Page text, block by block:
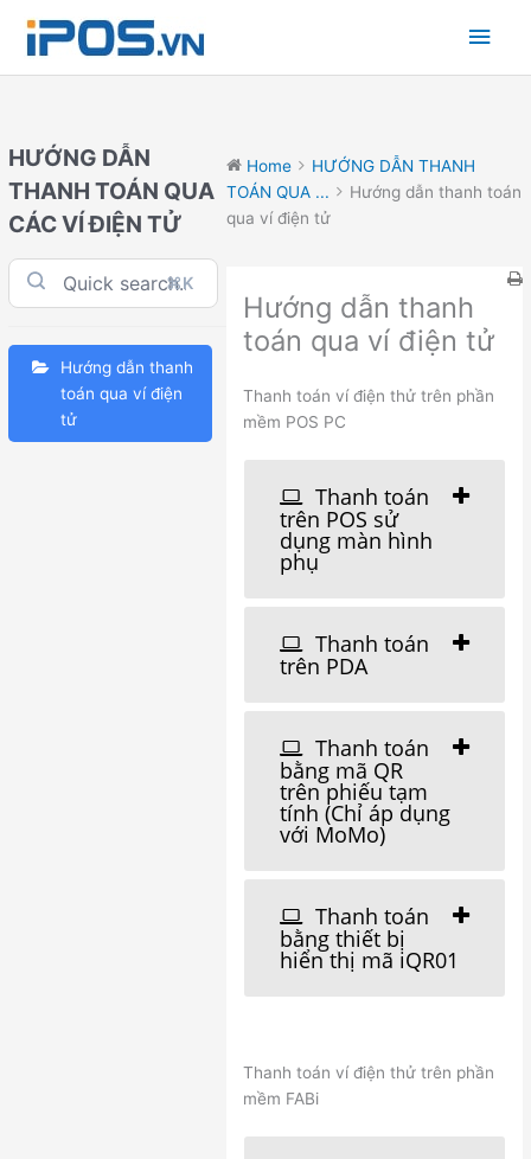
Main
HƯỚNG DẪN
THANH TOÁN QUA
CÁC VÍ ĐIỆN TỬ
⌘K
Hướng dẫn thanh
toán qua ví điện
tử
Home
HƯỚNG DẪN THANH
TOÁN QUA ...
Hướng dẫn thanh toán
qua ví điện tử
Hướng dẫn thanh
toán qua ví điện tử
Thanh toán ví điện thử trên phần
mềm POS PC
Thanh toán
trên POS sử
dụng màn hình
phụ
Thanh toán
trên PDA
Thanh toán
bằng mã QR
trên phiếu tạm
tính (Chỉ áp dụng
với MoMo)
Thanh toán
bằng thiết bị
hiển thị mã iQR01
Thanh toán ví điện thử trên phần
mềm FABi